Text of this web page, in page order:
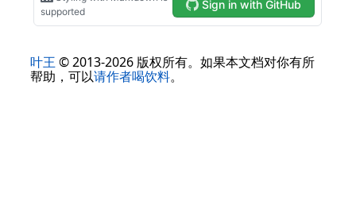
叶王 © 2013-2026 版权所有。如果本文档对你有所
帮助，可以请作者喝饮料。